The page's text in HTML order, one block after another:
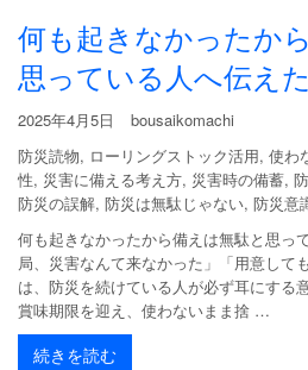
何も起きなかったか
思っている人へ伝え
2025年4月5日
bousaikomachi
防災読物, ローリングストック活用, 使わ
性, 災害に備える考え方, 災害時の備蓄,
防災の誤解, 防災は無駄じゃない, 防災意
何も起きなかったから備えは無駄と思っ
局、災害なんて来なかった」「用意して
は、防災を続けている人が必ず耳にする
賞味期限を迎え、使わないまま捨 …
続きを読む